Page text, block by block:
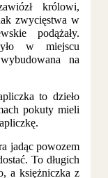
królowi,
zwycięstwa w
podążały.
w miejscu
na
to dzieło
pokuty mieli
jadąc powozem
To długich
a księżniczka z